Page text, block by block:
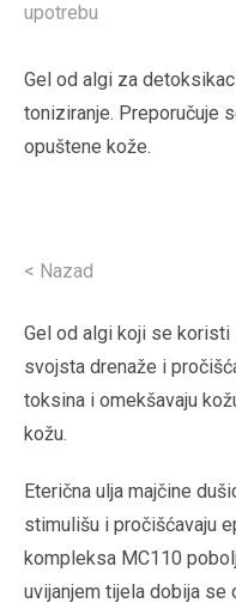
upotrebu
Gel od algi za
toniziranje. Preporučuje
opuštene kože.
< Nazad
Gel od algi koji se
svojsta drenaže i
toksina i omekšavaju
kožu.
Eterična ulja majčine
stimulišu i pročišćavaju
kompleksa MC110
uvijanjem tijela dobija